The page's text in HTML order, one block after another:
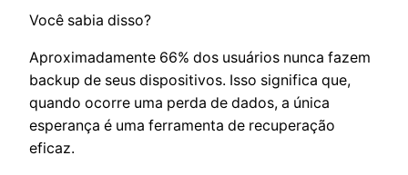
Você sabia disso?
Aproximadamente 66% dos usuários nunca fazem
backup de seus dispositivos. Isso significa que,
quando ocorre uma perda de dados, a única
esperança é uma ferramenta de recuperação
eficaz.